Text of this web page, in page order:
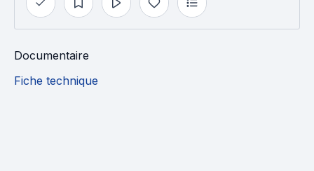
Documentaire
Fiche technique